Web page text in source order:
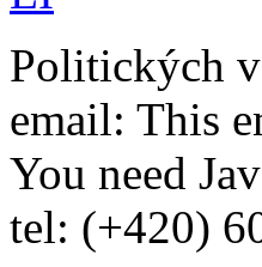
Politických
email: This
You need
tel: (+420)